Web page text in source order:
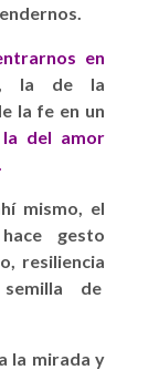
en
, la de la
la fe en un
la del amor
mismo, el
gesto
resiliencia
de
la mirada y